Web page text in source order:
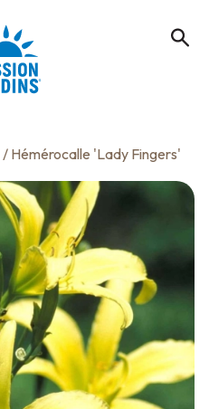
/ Hémérocalle 'Lady Fingers'